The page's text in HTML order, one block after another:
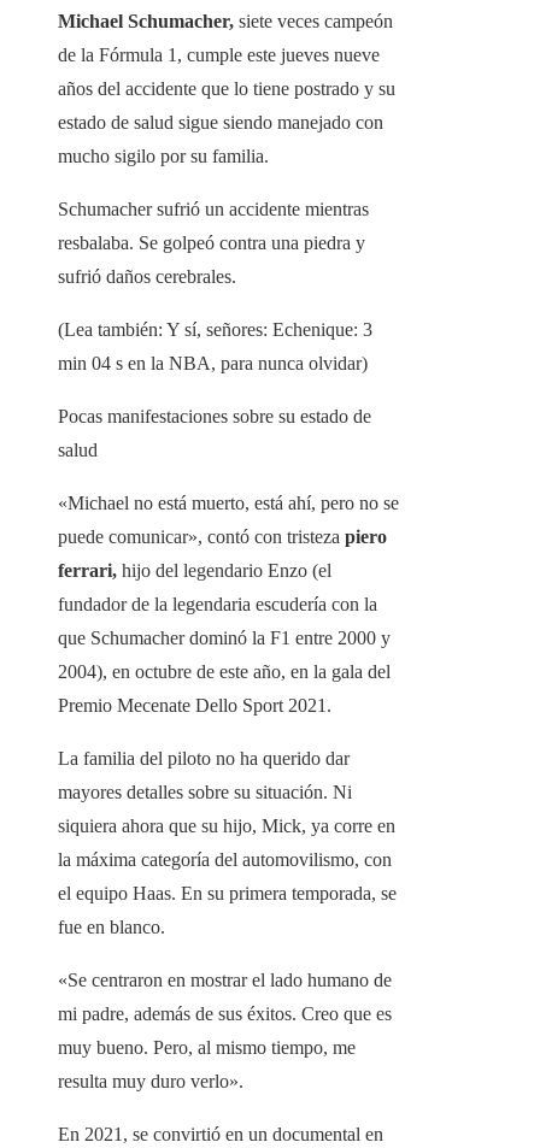
Michael Schumacher, siete veces campeón
de la Fórmula 1, cumple este jueves nueve
años del accidente que lo tiene postrado y su
estado de salud sigue siendo manejado con
mucho sigilo por su familia.
Schumacher sufrió un accidente mientras
resbalaba. Se golpeó contra una piedra y
sufrió daños cerebrales.
(Lea también: Y sí, señores: Echenique: 3
min 04 s en la NBA, para nunca olvidar)
Pocas manifestaciones sobre su estado de
salud
«Michael no está muerto, está ahí, pero no se
puede comunicar», contó con tristeza piero
ferrari, hijo del legendario Enzo (el
fundador de la legendaria escudería con la
que Schumacher dominó la F1 entre 2000 y
2004), en octubre de este año, en la gala del
Premio Mecenate Dello Sport 2021.
La familia del piloto no ha querido dar
mayores detalles sobre su situación. Ni
siquiera ahora que su hijo, Mick, ya corre en
la máxima categoría del automovilismo, con
el equipo Haas. En su primera temporada, se
fue en blanco.
«Se centraron en mostrar el lado humano de
mi padre, además de sus éxitos. Creo que es
muy bueno. Pero, al mismo tiempo, me
resulta muy duro verlo».
En 2021, se convirtió en un documental en